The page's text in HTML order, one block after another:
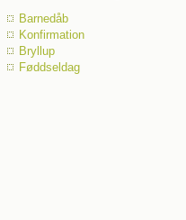
Barnedåb
Konfirmation
Bryllup
Føddseldag